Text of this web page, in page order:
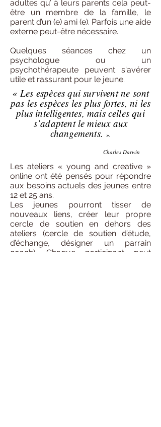
adultes qu’ à leurs parents cela peut-
être un membre de la famille, le
parent d’un (e) ami (e). Parfois une aide
externe peut-être nécessaire.
Quelques séances chez un
psychologue ou un
psychothérapeute peuvent s'avérer
utile et rassurant pour le jeune.
« Les espèces qui survivent ne sont
pas les espèces les plus fortes, ni les
plus intelligentes, mais celles qui
s’adaptent le mieux aux
changements.».
Charles Darwin
Les ateliers « young and creative »
online ont été pensés pour répondre
aux besoins actuels des jeunes entre
12 et 25 ans.
Les jeunes pourront tisser de
nouveaux liens, créer leur propre
cercle de soutien en dehors des
ateliers (cercle de soutien d’étude,
d’échange, désigner un parrain
coach). Chaque participant peut